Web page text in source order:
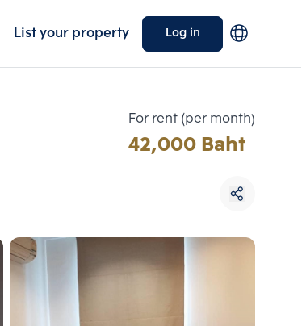
List your property Log in
For rent (per month)
42,000 Baht
Choose comparative unit
Maximum 3 units
Compare
Clear all